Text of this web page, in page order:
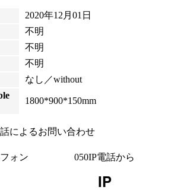
2020年12月01日
不明
不明
不明
なし／without
1800*900*150mm
によるお問い合わせ
ォン
050IP電話から
IP